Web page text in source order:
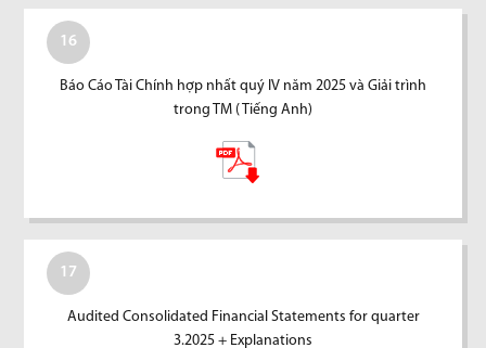
16
Báo Cáo Tài Chính hợp nhất quý IV năm 2025 và Giải trình
trong TM ( Tiếng Anh)
17
Audited Consolidated Financial Statements for quarter
3.2025 + Explanations